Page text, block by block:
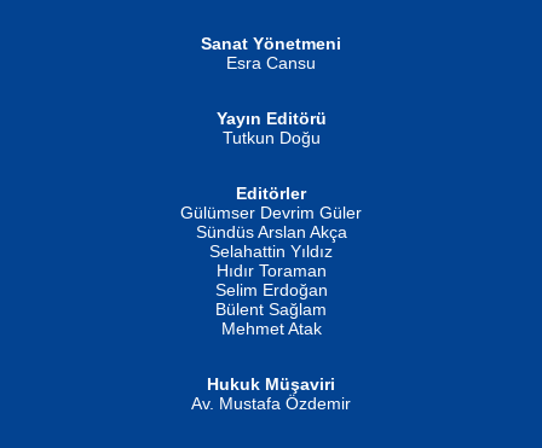
İSMAİL OKUTAN
Erkeklerin Kahrolması Ne Demektir
Evvel Zaman Tanrıçası...
Sanat Yönetmeni
Esra Cansu
Yayın Editörü
Tutkun Doğu
Editörler
Gülümser Devrim Güler
Sündüs Arslan Akça
Selahattin Yıldız
Hıdır Toraman
Selim Erdoğan
Bülent Sağlam
Mehmet Atak
Hukuk Müşaviri
Av. Mustafa Özdemir